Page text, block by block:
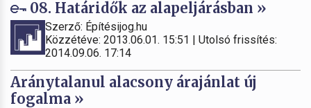
08. Határidők az alapeljárásban »
Szerző: Építésijog.hu
Közzétéve: 2013.06.01. 15:51 | Utolsó frissítés:
2014.09.06. 17:14
Aránytalanul alacsony árajánlat új
fogalma »